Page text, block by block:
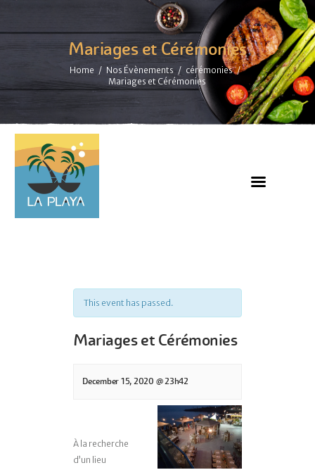
Mariages et Cérémonies
Home Nos Évènements
cérémonies
Mariages et Cérémonies
This event has passed.
Mariages et Cérémonies
December 15, 2020 @ 23h42
À la recherche
d’un lieu